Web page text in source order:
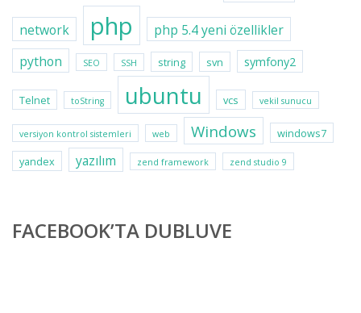
network php
php 5.4 yeni özellikler
python
SEO SSH string svn symfony2
Telnet toString ubuntu vcs vekil sunucu
versiyon kontrol sistemleri web Windows
windows7
yandex
yazılım zend framework zend studio 9
FACEBOOK’TA DUBLUVE